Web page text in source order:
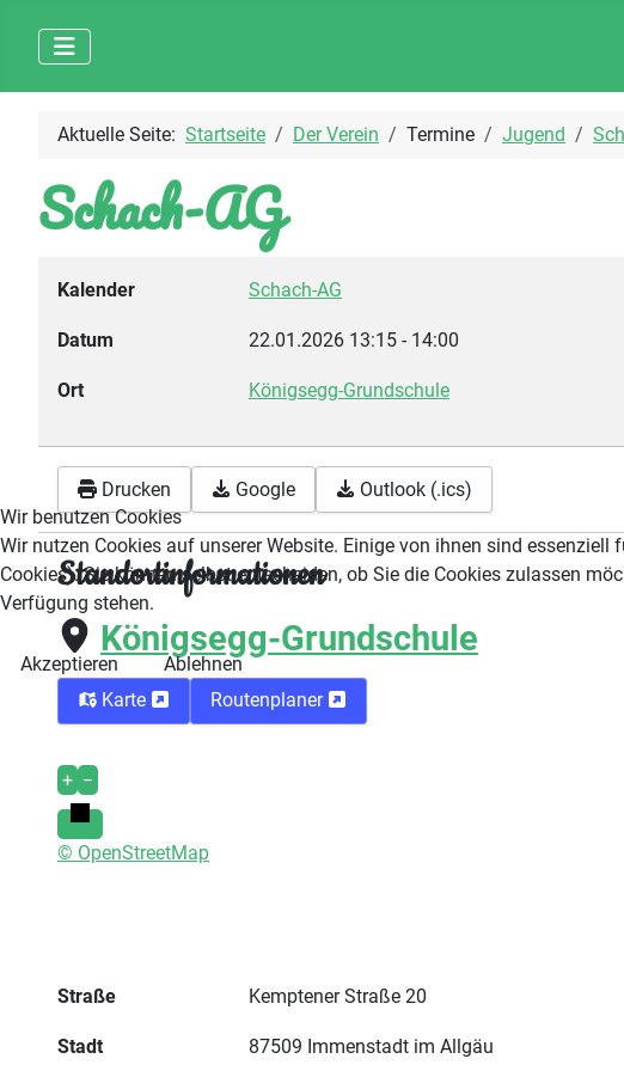
Aktuelle Seite: Startseite Der Verein Termine Jugend
Schach-AG
Kalender Schach-AG
Datum 22.01.2026 13:15 - 14:00
Ort Königsegg-Grundschule
Drucken Google Outlook (.ics)
Standortinformationen
Königsegg-Grundschule
Karte Routenplaner
+ −
© OpenStreetMap
Straße Kemptener Straße 20
Stadt 87509 Immenstadt im Allgäu
Wir benutzen Cookies
Wir nutzen Cookies auf unserer Website. Einige von ihnen sind
Cookies). Sie können selbst entscheiden, ob Sie die Cookies zulassen
Verfügung stehen.
Akzeptieren
Ablehnen